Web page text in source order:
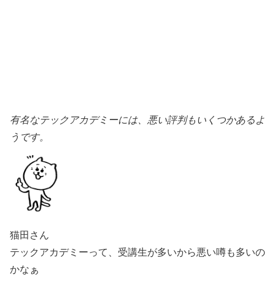
有名なテックアカデミーには、悪い評判もいくつかあるよ
うです。
猫田さん
テックアカデミーって、受講生が多いから悪い噂も多いの
かなぁ